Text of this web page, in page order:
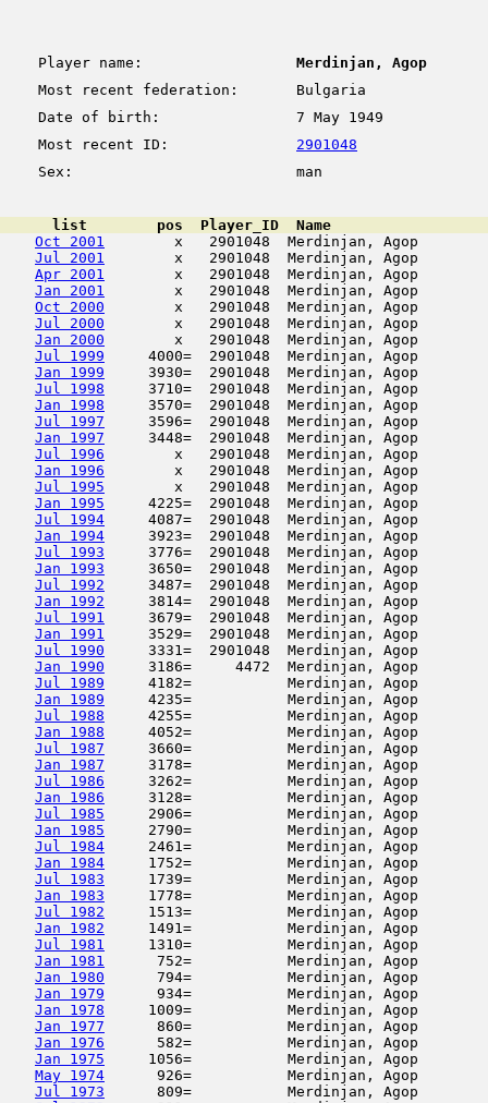
Player name:
Merdinjan, Agop
Most recent federation:
Bulgaria
Date of birth:
7 May 1949
Most recent ID:
2901048
Sex:
man
list        pos  Player_ID  Name
Oct 2001
x   2901048  Merdinjan, Agop
Jul 2001
x   2901048  Merdinjan, Agop
Apr 2001
x   2901048  Merdinjan, Agop
Jan 2001
x   2901048  Merdinjan, Agop
Oct 2000
x   2901048  Merdinjan, Agop
Jul 2000
x   2901048  Merdinjan, Agop
Jan 2000
x   2901048  Merdinjan, Agop
Jul 1999
4000=  2901048  Merdinjan, Agop
Jan 1999
3930=  2901048  Merdinjan, Agop
Jul 1998
3710=  2901048  Merdinjan, Agop
Jan 1998
3570=  2901048  Merdinjan, Agop
Jul 1997
3596=  2901048  Merdinjan, Agop
Jan 1997
3448=  2901048  Merdinjan, Agop
Jul 1996
x   2901048  Merdinjan, Agop
Jan 1996
x   2901048  Merdinjan, Agop
Jul 1995
x   2901048  Merdinjan, Agop
Jan 1995
4225=  2901048  Merdinjan, Agop
Jul 1994
4087=  2901048  Merdinjan, Agop
Jan 1994
3923=  2901048  Merdinjan, Agop
Jul 1993
3776=  2901048  Merdinjan, Agop
Jan 1993
3650=  2901048  Merdinjan, Agop
Jul 1992
3487=  2901048  Merdinjan, Agop
Jan 1992
3814=  2901048  Merdinjan, Agop
Jul 1991
3679=  2901048  Merdinjan, Agop
Jan 1991
3529=  2901048  Merdinjan, Agop
Jul 1990
3331=  2901048  Merdinjan, Agop
Jan 1990
3186=     4472  Merdinjan, Agop
Jul 1989
4182=           Merdinjan, Agop
Jan 1989
4235=           Merdinjan, Agop
Jul 1988
4255=           Merdinjan,
Jan 1988
4052=           Merdinjan, Agop
Jul 1987
3660=           Merdinjan, Agop
Jan 1987
3178=           Merdinjan, Agop
Jul 1986
3262=           Merdinjan,
Jan 1986
3128=           Merdinjan,
Jul 1985
2906=           Merdinjan,
Jan 1985
2790=           Merdinjan, Agop
Jul 1984
2461=           Merdinjan, Agop
Jan 1984
1752=           Merdinjan,
Jul 1983
1739=           Merdinjan,
Jan 1983
1778=           Merdinjan, Agop
Jul 1982
1513=           Merdinjan,
Jan 1982
1491=           Merdinjan, Agop
Jul 1981
1310=           Merdinjan, Agop
Jan 1981
752=           Merdinjan, Agop
Jan 1980
794=           Merdinjan, Agop
Jan 1979
934=           Merdinjan, Agop
Jan 1978
1009=           Merdinjan, Agop
Jan 1977
860=           Merdinjan, Agop
Jan 1976
582=           Merdinjan, Agop
Jan 1975
1056=           Merdinjan,
May 1974
926=           Merdinjan, Agop
Jul 1973
809=           Merdinjan, Agop